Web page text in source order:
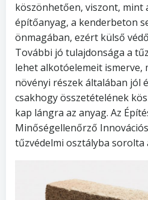
köszönhetően, viszont, mint
építőanyag, a kenderbeton
önmagában, ezért külső
További jó tulajdonsága a
lehet alkotóelemeit ismerve,
növényi részek általában jól
csakhogy összetételének
kap lángra az anyag. Az
Minőségellenőrző
tűzvédelmi osztályba